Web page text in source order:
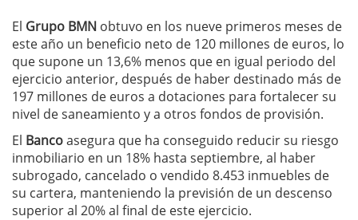
El Grupo BMN obtuvo en los nueve primeros meses de
este año un beneficio neto de 120 millones de euros, lo
que supone un 13,6% menos que en igual periodo del
ejercicio anterior, después de haber destinado más de
197 millones de euros a dotaciones para fortalecer su
nivel de saneamiento y a otros fondos de provisión.
El Bancoasegura que ha conseguido reducir su riesgo
inmobiliario en un 18% hasta septiembre, al haber
subrogado, cancelado o vendido 8.453 inmuebles de
su cartera, manteniendo la previsión de un descenso
superior al 20% al final de este ejercicio.